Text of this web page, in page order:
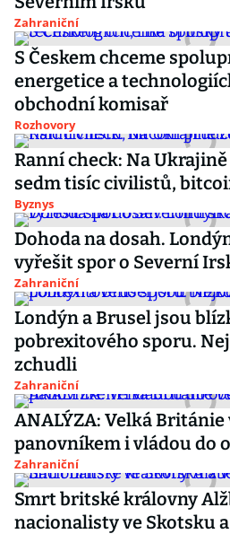
Zahraniční
S Českem chceme
energetice a
obchodní komisař
Rozhovory
Ranní check: Na
sedm tisíc civilistů,
Byznys
Dohoda na dosah.
vyřešit spor o Severní
Zahraniční
Londýn a Brusel jsou
pobrexitového sporu.
zchudli
Zahraniční
ANALÝZA: Velká
panovníkem i vládou do
Zahraniční
Smrt britské královny
nacionalisty ve Skotsku